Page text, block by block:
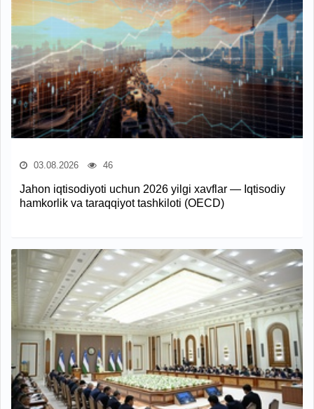
03.08.2026 46
Jahon iqtisodiyoti uchun 2026 yilgi xavflar — Iqtisodiy
hamkorlik va taraqqiyot tashkiloti (OECD)